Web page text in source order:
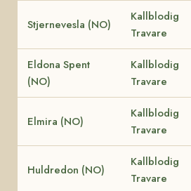
Stjernevesla (NO)
Kallblodig
Travare
Eldona Spent
(NO)
Kallblodig
Travare
Elmira (NO)
Kallblodig
Travare
Huldredon (NO)
Kallblodig
Travare